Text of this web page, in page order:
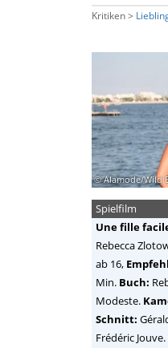
Kritiken >
© Alamode/Wild
Spielfilm
Une fille
Rebecca
ab 16,
Min. Buch:
Modeste.
Schnitt:
Frédéric